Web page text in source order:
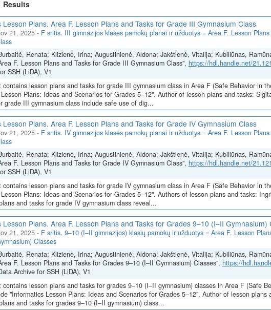
studijų išteklių švietimo įstaigose sukūrimas (skaitmeninis turinys), siekiant
taikant naujausias ES praktikas atitinkančias mokymų programas,
mokymams kvalifikaciją tobulinantys dėstytojai parengs skaitmeninę
gebėjimą juos taikyti ugdant mokinių informatinį mąstymą ir skaitmeninį
dalyko ir virtualiojo mokymo(si) metodikos. Įgyjami praktiniai
ir bendradarbiavimo virtualiosiomis priemonėmis gebėjimai. Įgyjamas
Results
Lesson Plans. Area F. Lesson Plans and Tasks for Grade III Gymnasium Class
21, 2025 - F sritis. III gimnazijos klasės pamokų planai ir užduotys = Area F. Lesson
Renata; Klizienė, Irina; Augustinienė, Aldona; Jakštienė, Vitalija; Kubiliūnas,
F. Lesson Plans and Tasks for Grade III Gymnasium Class", https://hdl.handle.net/
SSH (LiDA), V1
contains lesson plans and tasks for grade III gymnasium class in Area F (Safe Behavior in
Plans: Ideas and Scenarios for Grades 5–12". Author of lesson plans and tasks:
grade III gymnasium class include safe use of dig...
Lesson Plans. Area F. Lesson Plans and Tasks for Grade IV Gymnasium Class
21, 2025 - F sritis. IV gimnazijos klasės pamokų planai ir užduotys = Area F. Lesson
Renata; Klizienė, Irina; Augustinienė, Aldona; Jakštienė, Vitalija; Kubiliūnas,
F. Lesson Plans and Tasks for Grade IV Gymnasium Class", https://hdl.handle.net/
SSH (LiDA), V1
contains lesson plans and tasks for grade IV gymnasium class in Area F (Safe Behavior in
Plans: Ideas and Scenarios for Grades 5–12". Authors of lesson plans and tasks:
and tasks for grade IV gymnasium class reveal...
Lesson Plans. Area F. Lesson Plans and Tasks for Grades 9–10 (I–II Gymnasium)
21, 2025 - F sritis. 9–10 (I–II gimnazijos) klasių pamokų ir užduotys = Area F. Lesson
Classes
Renata; Klizienė, Irina; Augustinienė, Aldona; Jakštienė, Vitalija; Kubiliūnas,
F. Lesson Plans and Tasks for Grades 9–10 (I–II Gymnasium) Classes", https://
Archive for SSH (LiDA), V1
contains lesson plans and tasks for grades 9–10 (I–II gymnasium) classes in Area F (Safe
"Informatics Lesson Plans: Ideas and Scenarios for Grades 5–12". Author of lesson plans
and tasks for grades 9–10 (I–II gymnasium) class...